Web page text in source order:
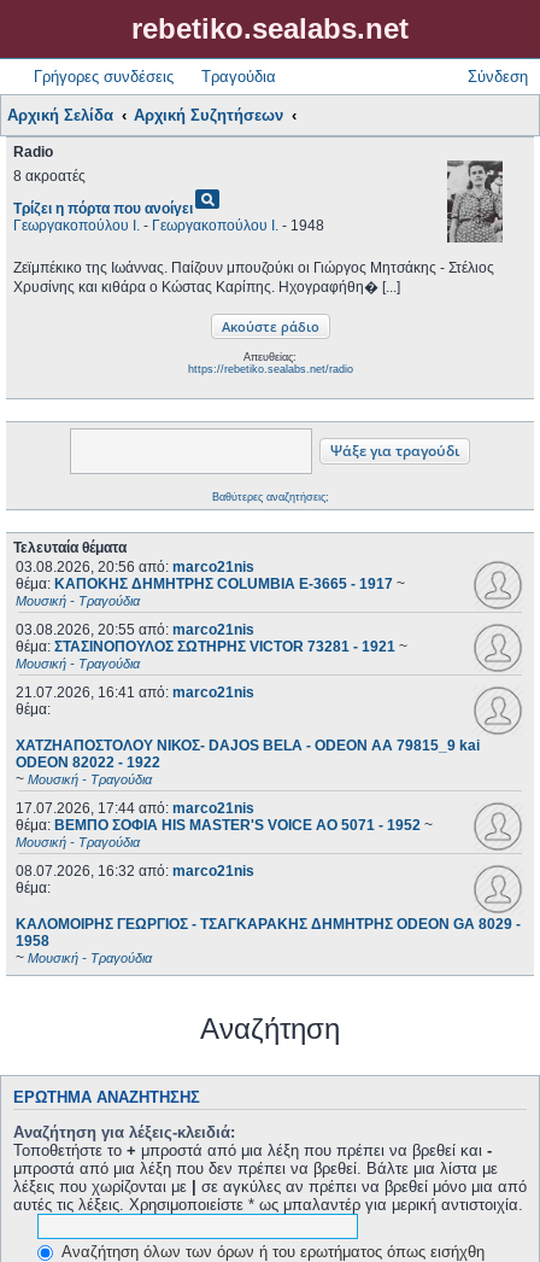
rebetiko.sealabs.net
Γρήγορες συνδέσεις Τραγούδια Σύνδεση
Αρχική Σελίδα Αρχική Συζητήσεων
Radio
8 ακροατές
Τρίζει η πόρτα που ανοίγειpageview
Γεωργακοπούλου Ι. - Γεωργακοπούλου Ι. - 1948
Ζεϊμπέκικο της Ιωάννας. Παίζουν μπουζούκι οι Γιώργος Μητσάκης - Στέλιος
Χρυσίνης και κιθάρα ο Κώστας Καρίπης. Ηχογραφήθη� [...]
Απευθείας:
https://rebetiko.sealabs.net/radio
Βαθύτερες αναζητήσεις;
Τελευταία θέματα
03.08.2026, 20:56 από: marco21nis
θέμα: ΚΑΠΟΚΗΣ ΔΗΜΗΤΡΗΣ COLUMBIA E-3665 - 1917 ~
Μουσική - Τραγούδια
03.08.2026, 20:55 από: marco21nis
θέμα: ΣΤΑΣΙΝΟΠΟΥΛΟΣ ΣΩΤΗΡΗΣ VICTOR 73281 - 1921 ~
Μουσική - Τραγούδια
21.07.2026, 16:41 από: marco21nis
θέμα:
ΧΑΤΖΗΑΠΟΣΤΟΛΟΥ ΝΙΚΟΣ- DAJOS BELA - ODEON AA 79815_9 kai
ODEON 82022 - 1922
~ Μουσική - Τραγούδια
17.07.2026, 17:44 από: marco21nis
θέμα: ΒΕΜΠΟ ΣΟΦΙΑ HIS MASTER'S VOICE AO 5071 - 1952 ~
Μουσική - Τραγούδια
08.07.2026, 16:32 από: marco21nis
θέμα:
ΚΑΛΟΜΟΙΡΗΣ ΓΕΩΡΓΙΟΣ - ΤΣΑΓΚΑΡΑΚΗΣ ΔΗΜΗΤΡΗΣ ODEON GA 8029 -
1958
~ Μουσική - Τραγούδια
Αναζήτηση
ΕΡΏΤΗΜΑ ΑΝΑΖΉΤΗΣΗΣ
Αναζήτηση για λέξεις-κλειδιά:
Τοποθετήστε το + μπροστά από μια λέξη που πρέπει να βρεθεί και -
μπροστά από μια λέξη που δεν πρέπει να βρεθεί. Βάλτε μια λίστα με
λέξεις που χωρίζονται με | σε αγκύλες αν πρέπει να βρεθεί μόνο μια από
αυτές τις λέξεις. Χρησιμοποιείστε * ως μπαλαντέρ για μερική αντιστοιχία.
Αναζήτηση όλων των όρων ή του ερωτήματος όπως εισήχθη